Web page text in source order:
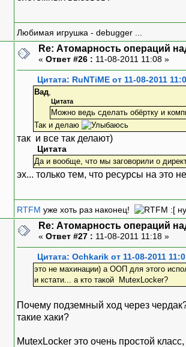
Любимая игрушка - debugger ...
Re: Атомарность операций
« Ответ #26 : 11-08-2011 11:08 »
Цитата: RuNTiME от 11-08-2011
Вад,
Цитата
Можно ведь сделать обёртку и
Так и делаю
так и все так делают)
Цитата
Да и вообще, что мы заговорили о
эх... только тем, что ресурсы на это
RTFM уже хоть раз наконец! :[
Re: Атомарность операций
« Ответ #27 : 11-08-2011 11:18 »
Цитата: Ochkarik от 11-08-2011
это не махинации) а ООП для этого
и кстати... а кто такой MutexLocker?
Почему подземный ход через
такие хаки?
MutexLocker это очень простой